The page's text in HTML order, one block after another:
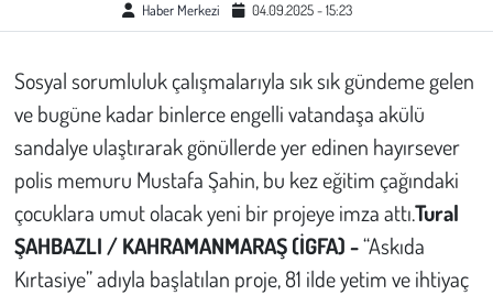
Haber Merkezi 04.09.2025 - 15:23
Sosyal sorumluluk çalışmalarıyla sık sık gündeme gelen
ve bugüne kadar binlerce engelli vatandaşa akülü
sandalye ulaştırarak gönüllerde yer edinen hayırsever
polis memuru Mustafa Şahin, bu kez eğitim çağındaki
çocuklara umut olacak yeni bir projeye imza attı.Tural
ŞAHBAZLI / KAHRAMANMARAŞ (İGFA) -“Askıda
Kırtasiye” adıyla başlatılan proje, 81 ilde yetim ve ihtiyaç
Bilim - Teknoloji
İnsan Hakları
Hayvan Hakları
Çevre